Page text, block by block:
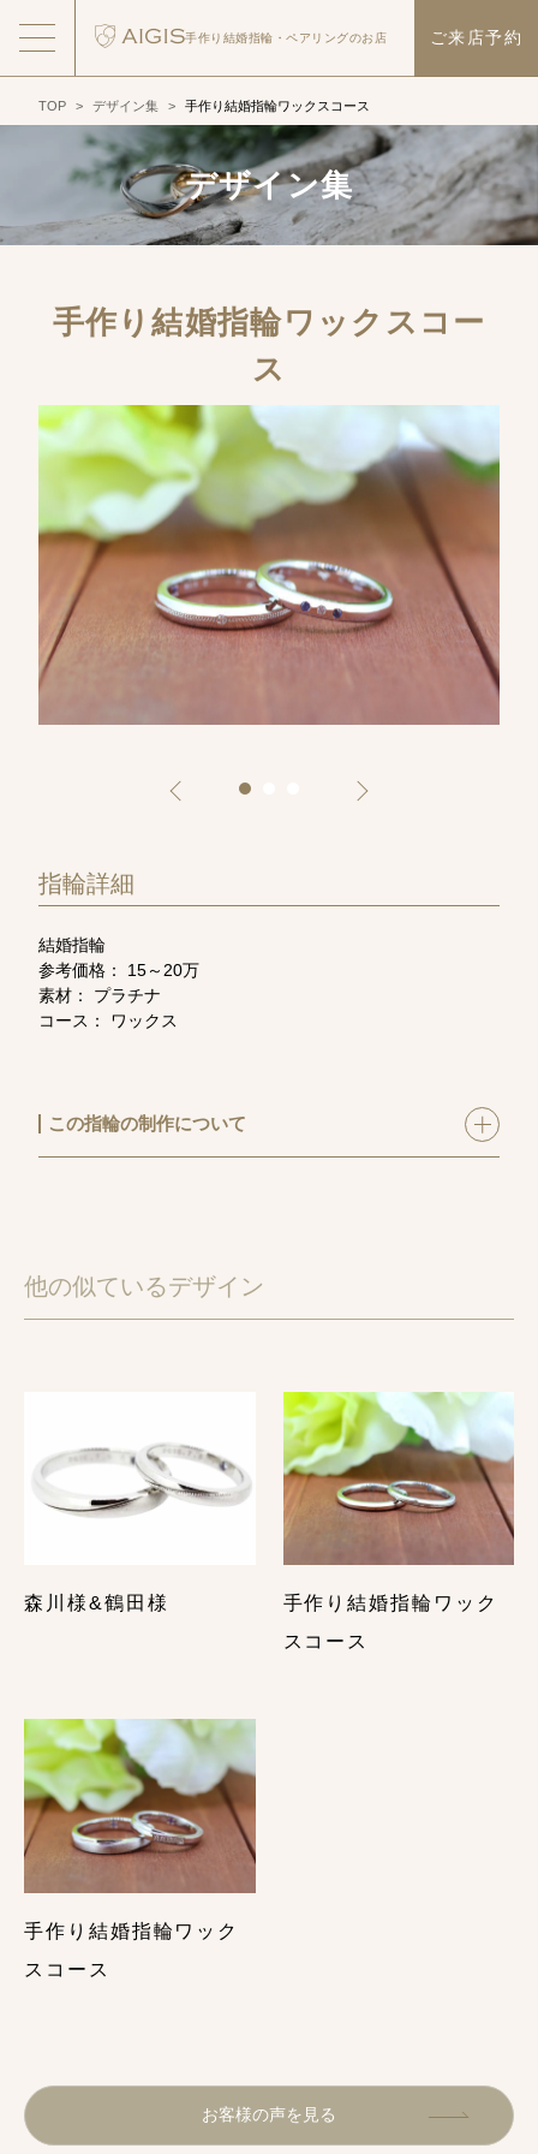
手作り結婚指輪・ ペアリングのお店 ご来店予約
TOP > デザイン集 > 手作り結婚指輪ワックスコース
デザイン集
手作り結婚指輪ワックスコー
ス
指輪詳細
結婚指輪
参考価格： 15～20万
素材： プラチナ
コース： ワックス
この指輪の制作について
入れました。
中の刻印もイニシャルの間に星マークをいれ、こだわ
りました。
【指輪お役立ちコラム】
手作りプラチナ結婚指輪のデザイン集｜気になる価格
ダイヤあり結婚指輪で後悔しないために購入前に覚え
結婚指輪の刻印で後悔しないために購入前に覚えてお
くべきこと・まとめ
世界に１つだけ！結婚指輪のおしゃれな刻印アイデ
ア・６選
他の似ているデザイン
森川様&鶴田様
手作り結婚指輪ワック
スコース
手作り結婚指輪ワック
スコース
お客様の声を見る